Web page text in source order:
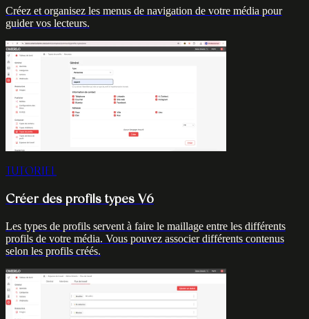
Créez et organisez les menus de navigation de votre média pour
guider vos lecteurs.
TUTORIEL
Créer des profils types V6
Les types de profils servent à faire le maillage entre les différents
profils de votre média. Vous pouvez associer différents contenus
selon les profils créés.